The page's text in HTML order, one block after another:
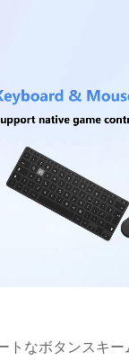
トなボタンスキ